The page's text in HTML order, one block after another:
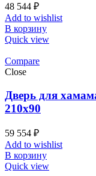
48 544 ₽
Add to wishlist
В корзину
Quick view
Compare
Close
Дверь для
210х90
59 554 ₽
Add to wishlist
В корзину
Quick view